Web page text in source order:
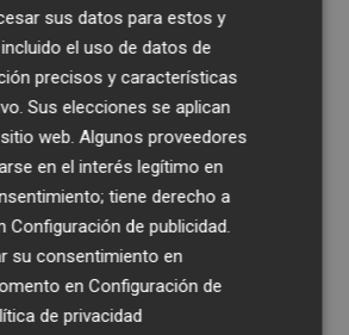
la administración "no puede
de tiempo en el que una
especialmente, meses en
de pagar facturas o ha
que ha de devolver
efecto desmotivador en la
por parte de
ayuda, en especial
sus datos para estos y
el uso de datos de
precisos y características
Sus elecciones se aplican
web. Algunos proveedores
en el interés legítimo en
tiene derecho a
Configuración de publicidad.
su consentimiento en
enConfiguración de
de privacidad